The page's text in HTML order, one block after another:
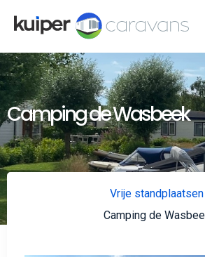
Camping de Wasbeek
Vrije standplaatsen
Camping de